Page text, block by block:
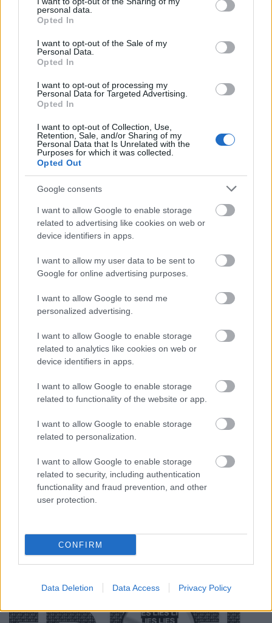
grant or deny consent to Google and its third-party tags to
use your data for below specified purposes in below Google
consent section.
personal data.
Opted In
I want to opt-out of the Sale of my
Personal Data.
Opted In
I want to opt-out of processing my
Personal Data for Targeted Advertising.
Opted In
I want to opt-out of Collection, Use,
Retention, Sale, and/or Sharing of my
Personal Data that Is Unrelated with the
Purposes for which it was collected.
Opted Out
Google consents
I want to allow Google to enable storage
related to advertising like cookies on web or
device identifiers in apps.
I want to allow my user data to be sent to
Google for online advertising purposes.
I want to allow Google to send me
personalized advertising.
I want to allow Google to enable storage
related to analytics like cookies on web or
device identifiers in apps.
I want to allow Google to enable storage
related to functionality of the website or app.
I want to allow Google to enable storage
related to personalization.
I want to allow Google to enable storage
related to security, including authentication
functionality and fraud prevention, and other
user protection.
CONFIRM
Data Deletion Data Access Privacy Policy
„Mert a figyelmünket rögzítjük, de nem azokra a
dolgokra, amelyek láthatók, hanem azokra, amelyek
nem láthatók. Ami látható, csak egy időre ...
Bármit is tettél, Isten visszafogad
Szükségét érzed most a karácsonyi ünnepek alatt
annak, hogy életed ...